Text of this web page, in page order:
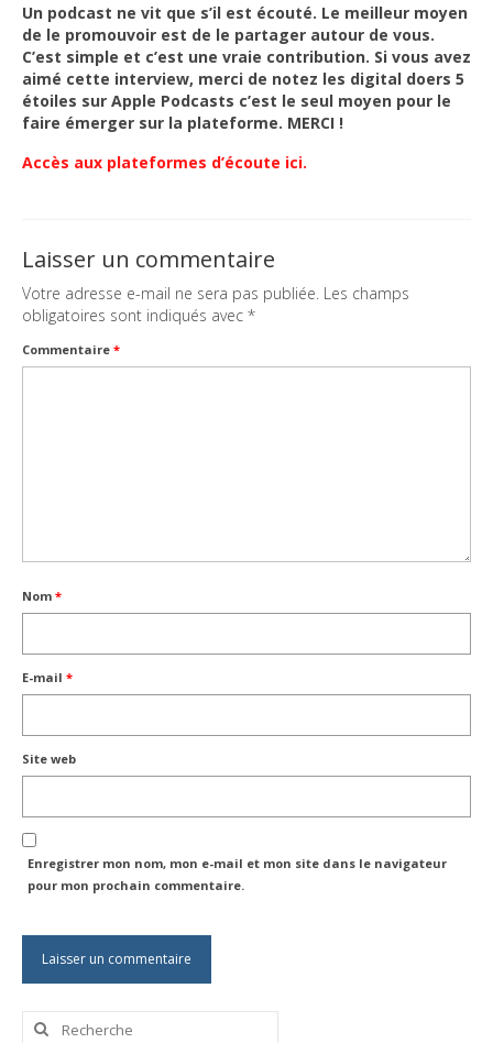
Un podcast ne vit que s’il est écouté. Le meilleur moyen
de le promouvoir est de le partager autour de vous.
C’est simple et c’est une vraie contribution. Si vous avez
aimé cette interview, merci de notez les digital doers 5
étoiles sur Apple Podcasts c’est le seul moyen pour le
faire émerger sur la plateforme. MERCI !
Accès aux plateformes d’écoute ici.
Laisser un commentaire
Votre adresse e-mail ne sera pas publiée. Les champs
obligatoires sont indiqués avec *
Commentaire *
Nom *
E-mail *
Site web
Enregistrer mon nom, mon e-mail et mon site dans le navigateur
pour mon prochain commentaire.
Rechercher